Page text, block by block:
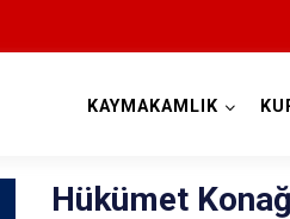
KAYMAKAMLIK
Hükümet